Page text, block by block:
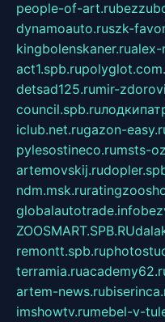
people-of-art.ru
dynamoauto.ruszk-
kingbolenskaner.rualex-
act1.spb.ru
detsad125.rumir-
council.spb.ru
iclub.net.rugazon-
pylesostineco.rumsts-
artemovskij.ru
ndm.msk.ru
globalautotrade.info
ZOOSMART.SPB.RU
remontt.spb.ru
terramia.ru
artem-news.ru
imshowtv.rumebel-v-